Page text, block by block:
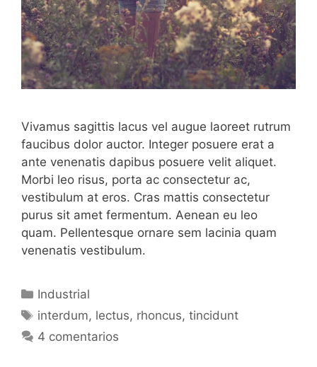
Vivamus sagittis lacus vel augue laoreet rutrum
faucibus dolor auctor. Integer posuere erat a
ante venenatis dapibus posuere velit aliquet.
Morbi leo risus, porta ac consectetur ac,
vestibulum at eros. Cras mattis consectetur
purus sit amet fermentum. Aenean eu leo
quam. Pellentesque ornare sem lacinia quam
venenatis vestibulum.
Categorías
Industrial
Etiquetas
interdum, lectus, rhoncus,tincidunt
4 comentarios